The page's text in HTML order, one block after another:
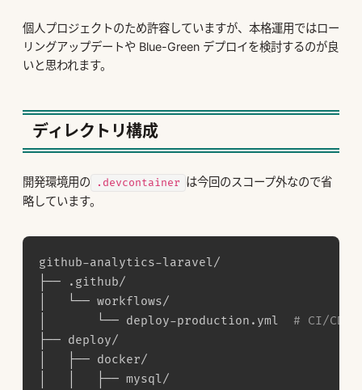
個人プロジェクトのため許容していますが、本格運用ではロー
リングアップデートや Blue-Green デプロイを検討するのが良
いと思われます。
ディレクトリ構成
開発環境用の .devcontainer は今回のスコープ外なので省
略しています。
github-analytics-laravel/
├── .github/
│   └── workflows/
│       └── deploy-production.yml # CI/CDワ
├── deploy/
│   ├── docker/
│   │   ├── mysql/